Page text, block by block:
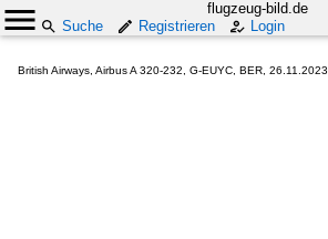
flugzeug-bild.de
Suche
Registrieren Login
British Airways, Airbus A 320-232, G-EUYC, BER, 26.11.2023